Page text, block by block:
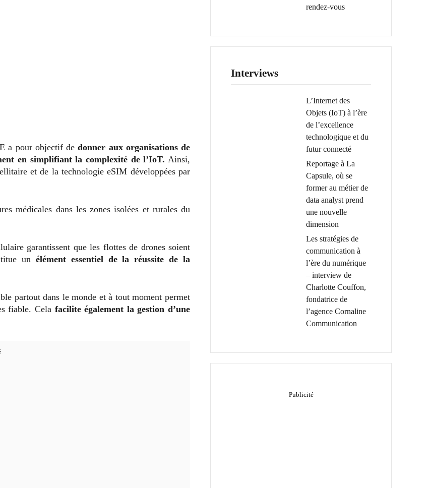
a pour objectif de donner aux organisations de
en simplifiant la complexité de l’IoT. Ainsi,
et de la technologie eSIM développées par
médicales dans les zones isolées et rurales du
garantissent que les flottes de drones soient
un élément essentiel de la réussite de la
partout dans le monde et à tout moment permet
fiable. Celafacilite également la gestion d’une
rendez-vous
Interviews
L’Internet des
Objets (IoT) à l’ère
de l’excellence
technologique et du
futur connecté
Reportage à La
Capsule, où se
former au métier de
data analyst prend
une nouvelle
dimension
Les stratégies de
communication à
l’ère du numérique
– interview de
Charlotte Couffon,
fondatrice de
l’agence Cornaline
Communication